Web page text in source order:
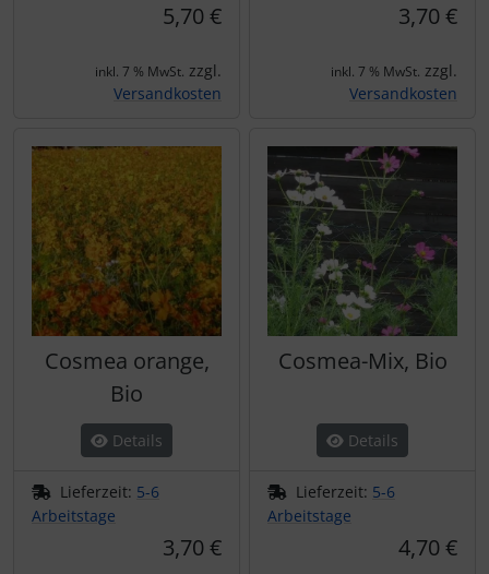
5,70 €
inkl. 7 % MwSt. zzgl.
Versandkosten
3,70 €
inkl. 7 % MwSt. zzgl.
Versandkosten
Cosmea orange,
Bio
Details
Lieferzeit: 5-6
Arbeitstage
3,70 €
Cosmea-Mix, Bio
Details
Lieferzeit: 5-6
Arbeitstage
4,70 €